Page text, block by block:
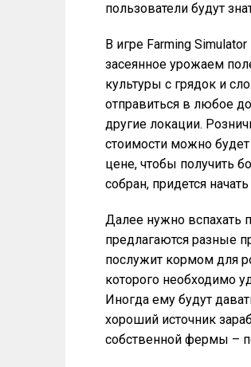
пользователи будут
В игре Farming
засеянное урожаем
культуры с грядок и
отправиться в любое
другие локации.
стоимости можно
цене, чтобы получить
собран, придется
Далее нужно вспахать
предлагаются разные
послужит кормом для
которого необходимо
Иногда ему будут
хороший источник
собственной фермы –